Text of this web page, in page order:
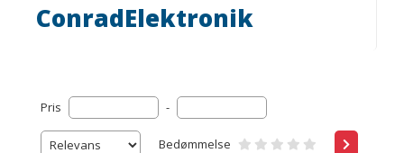
ConradElektronik
Pris -
Bedømmelse